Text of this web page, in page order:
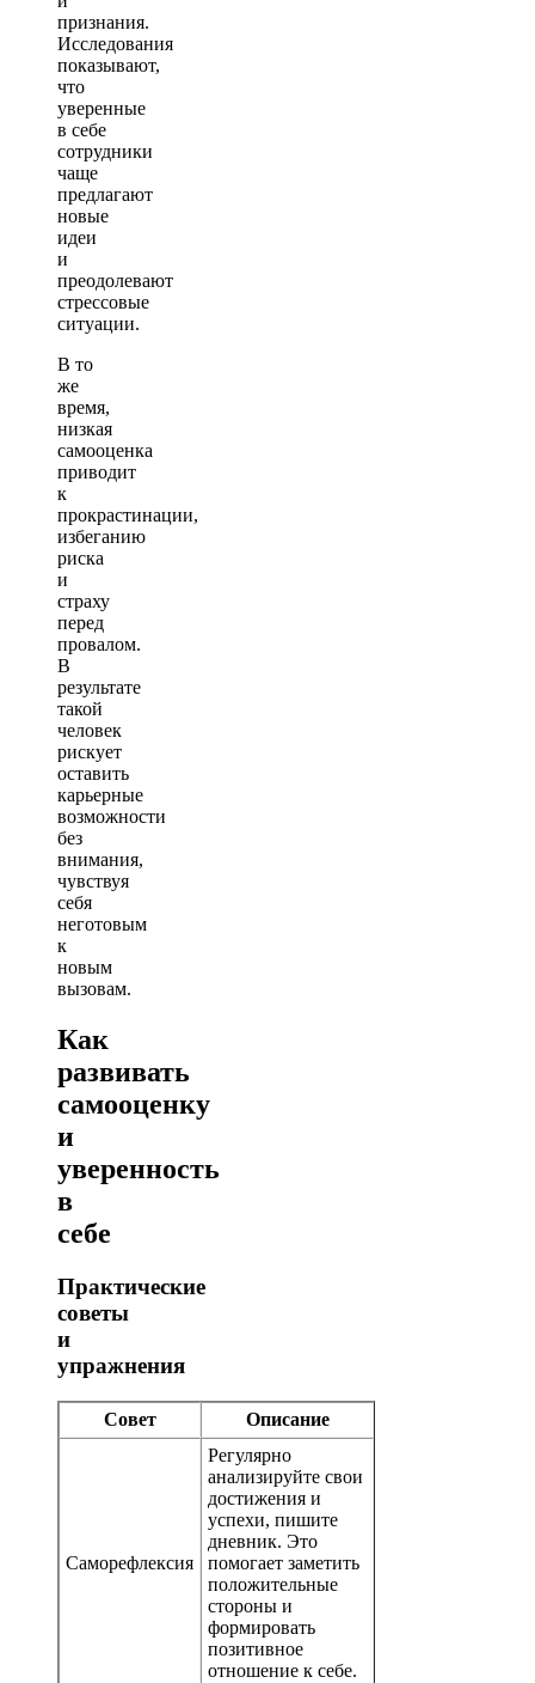
признания.
Исследования
показывают,
что
уверенные
в себе
сотрудники
чаще
предлагают
новые
идеи
и
преодолевают
стрессовые
ситуации.
В то
же
время,
низкая
самооценка
приводит
к
прокрастинации,
избеганию
риска
и
страху
перед
провалом.
В
результате
такой
человек
рискует
оставить
карьерные
возможности
без
внимания,
чувствуя
себя
неготовым
к
новым
вызовам.
Как
развивать
самооценку
и
уверенность
в
себе
Практические
советы
и
упражнения
Совет Описание
Саморефлексия
Регулярно
анализируйте свои
достижения и
успехи, пишите
дневник. Это
помогает заметить
положительные
стороны и
формировать
позитивное
отношение к себе.